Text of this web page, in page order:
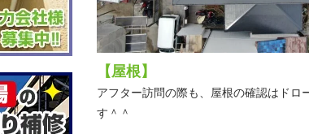
【屋根】
アフター訪問の際も、屋根の確認はドロ
す＾＾